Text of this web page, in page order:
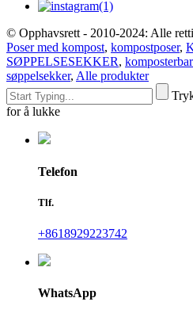
© Opphavsrett - 2010-2024: Alle
Poser med kompost, kompostposer,
SØPPELSESEKKER,
søppelsekker, Alle produkter
for å lukke
Telefon
Tlf.
+8618929223742
WhatsApp